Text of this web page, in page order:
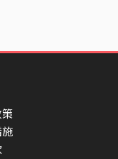
策
施